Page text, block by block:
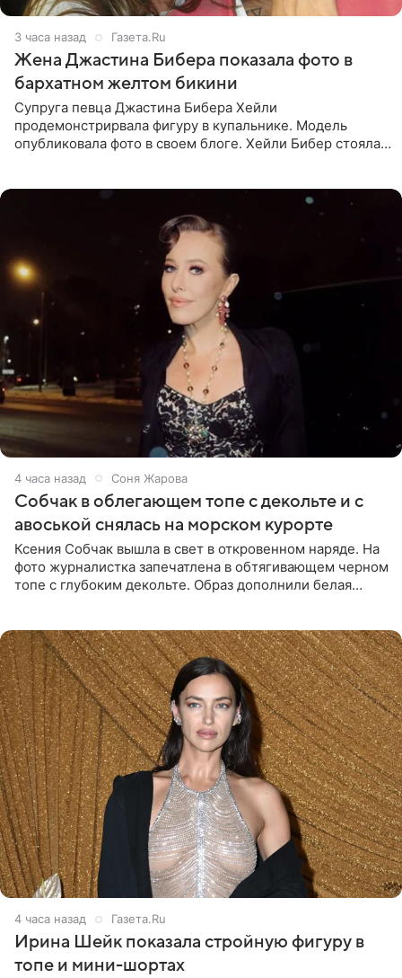
3 часа назад Газета.Ru
Жена Джастина Бибера показала фото в
бархатном желтом бикини
Супруга певца Джастина Бибера Хейли
продемонстрирвала фигуру в купальнике. Модель
опубликовала фото в своем блоге. Хейли Бибер стояла
4 часа назад Соня Жарова
Собчак в облегающем топе с декольте и с
авоськой снялась на морском курорте
Ксения Собчак вышла в свет в откровенном наряде. На
фото журналистка запечатлена в обтягивающем черном
топе с глубоким декольте. Образ дополнили белая
4 часа назад Газета.Ru
Ирина Шейк показала стройную фигуру в
топе и мини-шортах